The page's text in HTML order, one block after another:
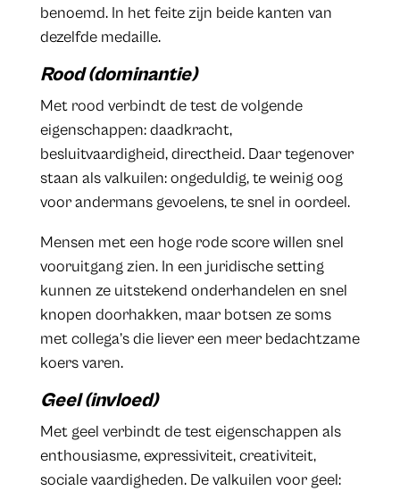
benoemd. In het feite zijn beide kanten van
dezelfde medaille.
Rood (dominantie)
Met rood verbindt de test de volgende
eigenschappen: daadkracht,
besluitvaardigheid, directheid. Daar tegenover
staan als valkuilen: ongeduldig, te weinig oog
voor andermans gevoelens, te snel in oordeel.
Mensen met een hoge rode score willen snel
vooruitgang zien. In een juridische setting
kunnen ze uitstekend onderhandelen en snel
knopen doorhakken, maar botsen ze soms
met collega’s die liever een meer bedachtzame
koers varen.
Geel (invloed)
Met geel verbindt de test eigenschappen als
enthousiasme, expressiviteit, creativiteit,
sociale vaardigheden. De valkuilen voor geel: